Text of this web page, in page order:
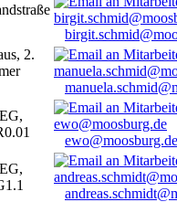
2.
ewo@moosburg.de